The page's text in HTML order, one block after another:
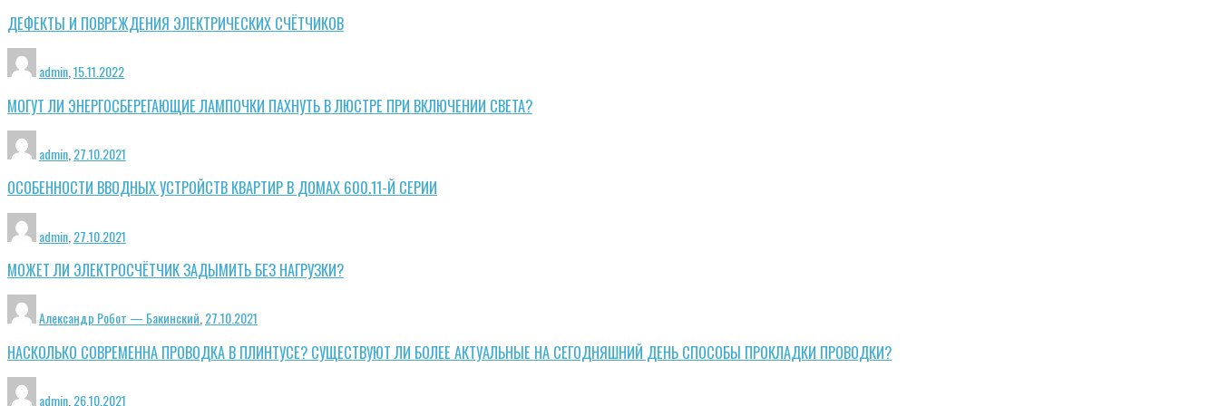
ДЕФЕКТЫ И ПОВРЕЖДЕНИЯ ЭЛЕКТРИЧЕСКИХ СЧЁТЧИКОВ
admin 15.11.2022
МОГУТ ЛИ ЭНЕРГОСБЕРЕГАЮЩИЕ ЛАМПОЧКИ ПАХНУТЬ В ЛЮСТРЕ ПРИ ВКЛЮЧЕНИИ СВЕТА?
admin 27.10.2021
ОСОБЕННОСТИ ВВОДНЫХ УСТРОЙСТВ КВАРТИР В ДОМАХ 600.11-Й СЕРИИ
admin 27.10.2021
МОЖЕТ ЛИ ЭЛЕКТРОСЧЁТЧИК ЗАДЫМИТЬ БЕЗ НАГРУЗКИ?
Александр Робот — Бакинский,27.10.2021
НАСКОЛЬКО СОВРЕМЕННА ПРОВОДКА В ПЛИНТУСЕ? СУЩЕСТВУЮТ ЛИ БОЛЕЕ АКТУАЛЬНЫЕ НА СЕГОДНЯШНИЙ ДЕНЬ СПОСОБЫ ПРОКЛАДКИ ПРОВОДКИ?
admin 26.10.2021